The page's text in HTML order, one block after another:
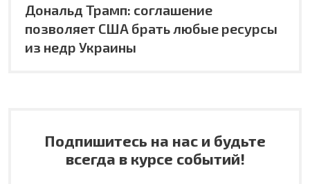
Дональд Трамп: соглашение
позволяет США брать любые ресурсы
из недр Украины
Подпишитесь на нас и будьте
всегда в курсе событий!